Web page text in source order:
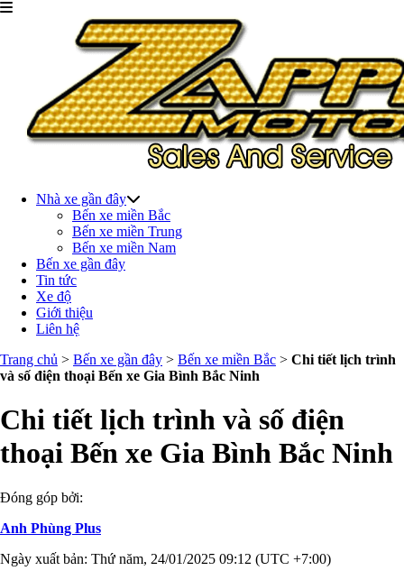
Nhà xe gần đây
Bến xe miền Bắc
Bến xe miền Trung
Bến xe miền Nam
Bến xe gần đây
Tin tức
Xe độ
Giới thiệu
Liên hệ
Trang chủ > Bến xe gần đây > Bến xe miền Bắc > Chi tiết lịch trình
và số điện thoại Bến xe Gia Bình Bắc Ninh
Chi tiết lịch trình và số điện
thoại Bến xe Gia Bình Bắc Ninh
Đóng góp bởi:
Anh Phùng Plus
Ngày xuất bản: Thứ năm, 24/01/2025 09:12 (UTC +7:00)